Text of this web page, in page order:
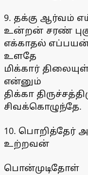
9. தக்கு ஆர்வம்
உன்றன் சரண்
எக்காதல்
உளதே
மிக்கார்
என்னும்
திக்கா
சிவக்கொழுந்தே.
10. பொறித்தேர்
உற்றவன்
பொன்முடிதோள்